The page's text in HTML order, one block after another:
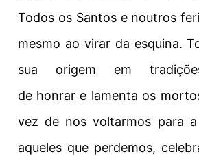
Todos os Santos e noutros
mesmo ao virar da esquina.
sua origem em
de honrar e lamenta os
vez de nos voltarmos para
aqueles que perdemos,